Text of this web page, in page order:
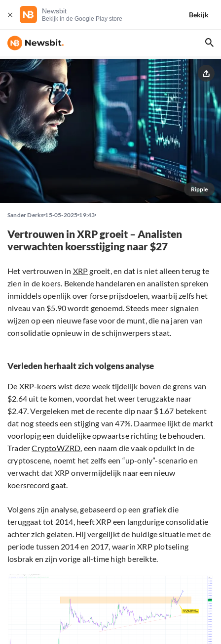
Newsbit
Bekijk in de Google Play store
Bekijk
Ripple
Sander Derks 15-05-2025 19:43
Vertrouwen in XRP groeit – Analisten
verwachten koersstijging naar $27
Het vertrouwen in XRPgroeit, en dat is niet alleen terug te
zien in de koers. Bekende handelaren en analisten spreken
inmiddels openlijk over forse prijsdoelen, waarbij zelfs het
niveau van $5.90 wordt genoemd. Steeds meer signalen
wijzen op een nieuwe fase voor de munt, die na jaren van
consolidatie opnieuw in de schijnwerpers staat.
Verleden herhaalt zich volgens analyse
De XRP-koers wist deze week tijdelijk boven de grens van
$2.64 uit te komen, voordat het weer terugzakte naar
$2.47. Vergeleken met de recente dip naar $1.67 betekent
dat nog steeds een stijging van 47%. Daarmee lijkt de markt
voorlopig een duidelijke opwaartse richting te behouden.
TraderCryptoWZRD, een naam die vaak opduikt in de
cryptoscene, noemt het zelfs een “up-only”-scenario en
verwacht dat XRP onvermijdelijk naar een nieuw
koersrecord gaat.
Volgens zijn analyse, gebaseerd op een grafiek die
teruggaat tot 2014, heeft XRP een langdurige consolidatie
achter zich gelaten. Hij vergelijkt de huidige situatie met de
periode tussen 2014 en 2017, waarin XRP plotseling
losbrak en zijn vorige all-time high bereikte.